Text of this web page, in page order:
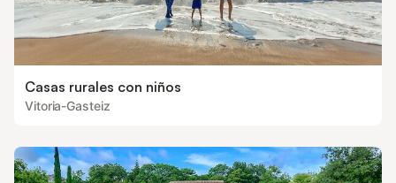
Casas rurales con niños
Vitoria-Gasteiz